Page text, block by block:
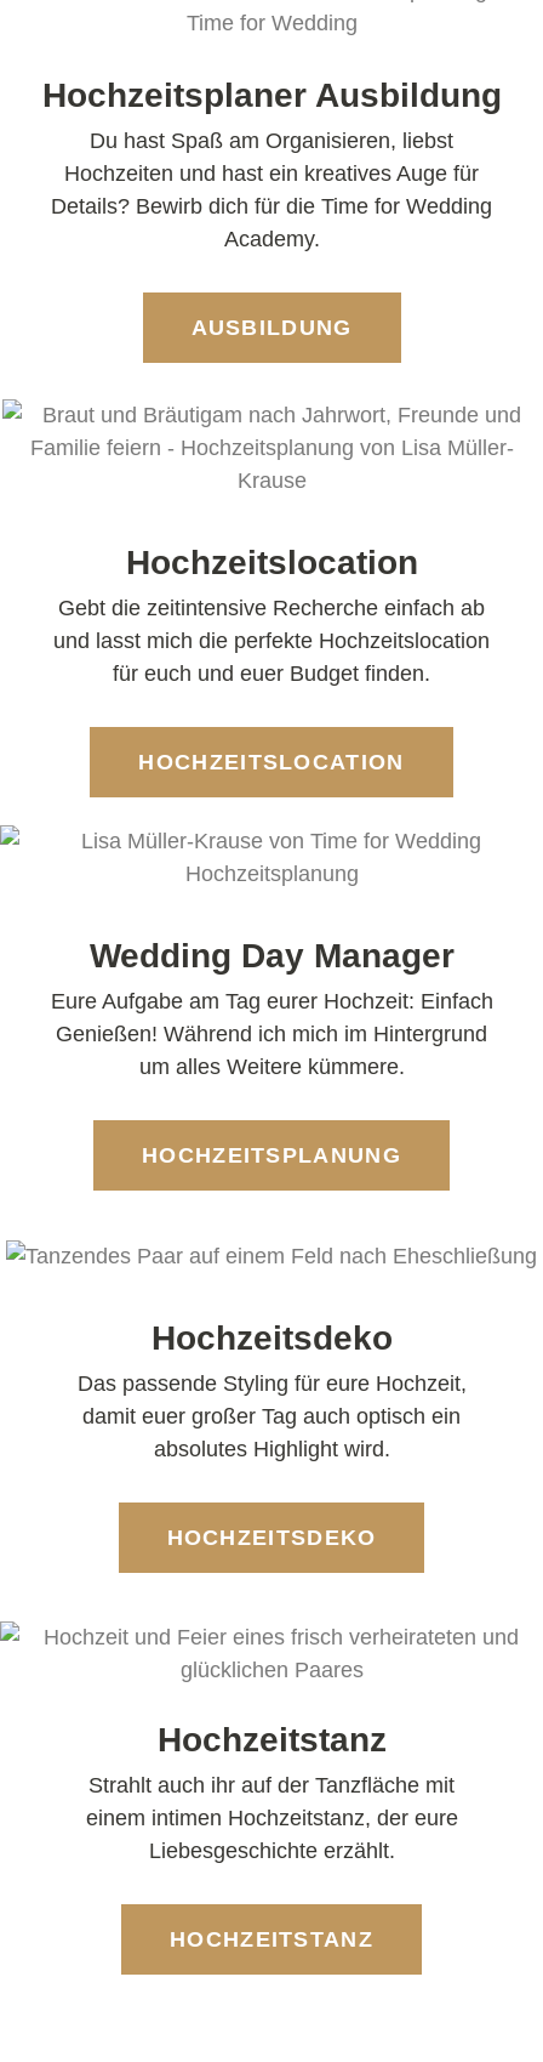
Hochzeitsplaner Ausbildung
Du hast Spaß am Organisieren, liebst
Hochzeiten und hast ein kreatives Auge für
Details? Bewirb dich für die Time for Wedding
Academy.
AUSBILDUNG
Hochzeitslocation
Gebt die zeitintensive Recherche einfach ab
und lasst mich die perfekte Hochzeitslocation
für euch und euer Budget finden.
HOCHZEITSLOCATION
Wedding Day Manager
Eure Aufgabe am Tag eurer Hochzeit: Einfach
Genießen! Während ich mich im Hintergrund
um alles Weitere kümmere.
HOCHZEITSPLANUNG
Hochzeitsdeko
Das passende Styling für eure Hochzeit,
damit euer großer Tag auch optisch ein
absolutes Highlight wird.
HOCHZEITSDEKO
Hochzeitstanz
Strahlt auch ihr auf der Tanzfläche mit
einem intimen Hochzeitstanz, der eure
Liebesgeschichte erzählt.
HOCHZEITSTANZ